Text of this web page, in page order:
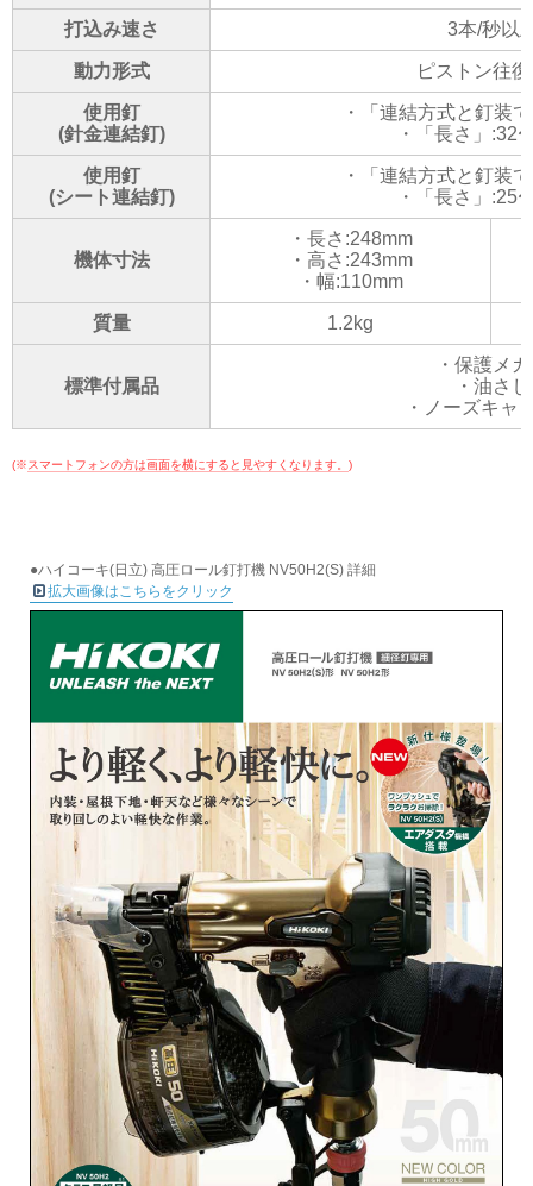
打込み速さ 3本/秒以
動力形式 ピストン往
使用釘
(針金連結釘)
・「連結方式と釘装
・「長さ」:32
使用釘
(シート連結釘)
・「連結方式と釘装
・「長さ」:25
機体寸法
・長さ:248mm
・高さ:243mm
・幅:110mm
質量 1.2kg
標準付属品
・保護メ
・油さし
・ノーズキャ
(※スマートフォンの方は画面を横にすると見やすくなります。 )
●ハイコーキ(日立) 高圧ロール釘打機 NV50H2(S) 詳細
拡大画像はこちらをクリック